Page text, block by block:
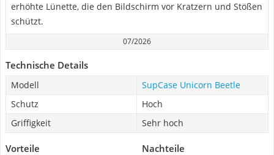
erhöhte Lünette, die den Bildschirm vor Kratzern und Stößen
schützt.
07/2026
Technische Details
Modell
SupCase Unicorn Beetle
Schutz
Hoch
Griffigkeit
Sehr hoch
Vorteile Nachteile